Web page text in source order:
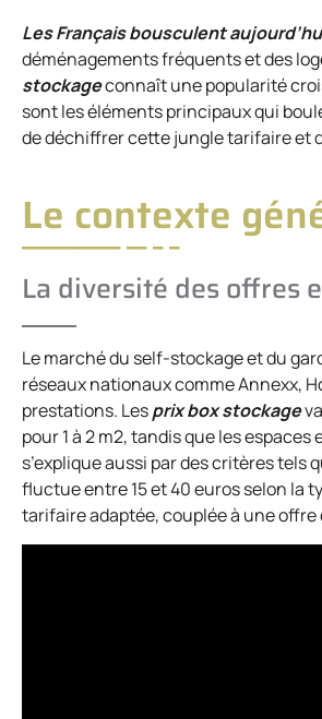
Les Français bousculent
déménagements fréquents et des
stockageconnaît une popularité
sont les éléments principaux qui
de déchiffrer cette jungle tarifaire et
Le contexte
La diversité des offres
Le marché du self-stockage et du
réseaux nationaux comme Annexx,
prestations. Lesprix box stockage
pour 1 à 2 m2, tandis que les
s’explique aussi par des critères tels
fluctue entre 15 et 40 euros selon la
tarifaire adaptée, couplée à une